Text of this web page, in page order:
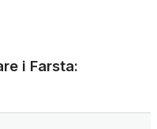
i Farsta: